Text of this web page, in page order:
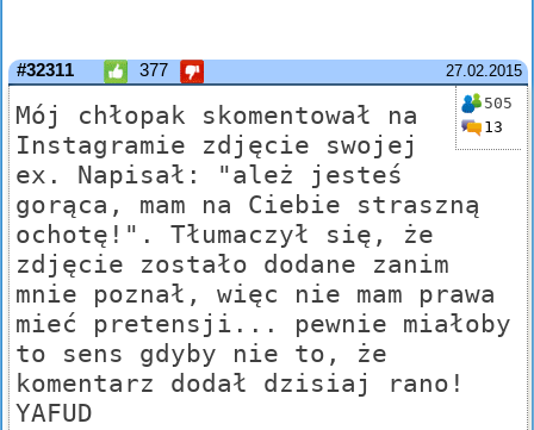
27.02.2015
#32311 377
505
13
Mój chłopak skomentował na
Instagramie zdjęcie swojej
ex. Napisał: "ależ jesteś
gorąca, mam na Ciebie straszną
ochotę!". Tłumaczył się, że
zdjęcie zostało dodane zanim
mnie poznał, więc nie mam prawa
mieć pretensji... pewnie miałoby
to sens gdyby nie to, że
komentarz dodał dzisiaj rano!
YAFUD